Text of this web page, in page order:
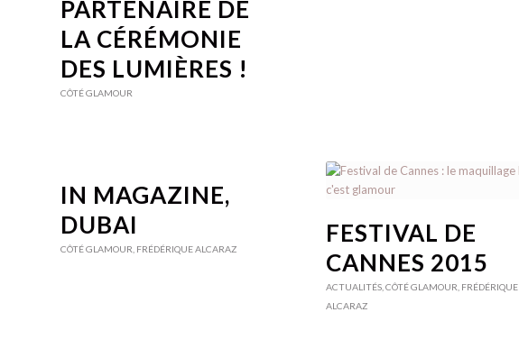
PARTENAIRE DE
LA CÉRÉMONIE
DES LUMIÈRES !
CÔTÉ GLAMOUR
IN MAGAZINE,
DUBAI
CÔTÉ GLAMOUR, FRÉDÉRIQUE ALCARAZ
FESTIVAL DE
CANNES 2015
ACTUALITÉS,CÔTÉ GLAMOUR, FRÉDÉRIQUE
ALCARAZ